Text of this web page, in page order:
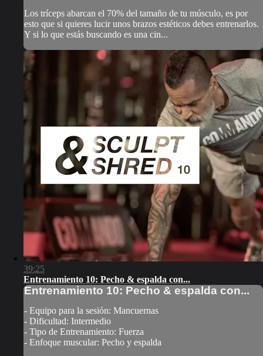
Los tríceps abarcan el 70% del tamaño de tu músculo, es por
esto que si quieres lucir unos brazos estéticos debes entrenarlos.
Y si lo que estás buscando es una cin...
39:25
Entrenamiento 10: Pecho & espalda con...
Entrenamiento 10: Pecho & espalda con...
- Equipo para la sesión: Mancuernas
- Dificultad: Intermedio
- Tipo de Entrenamiento: Fuerza
- Enfoque muscular: Pecho y espalda